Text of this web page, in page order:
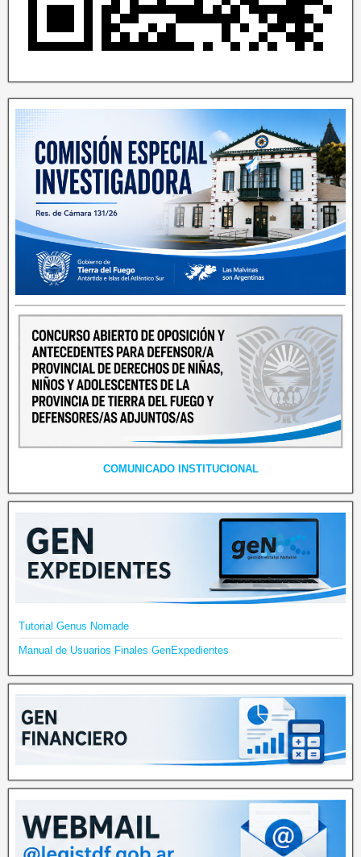
COMUNICADO INSTITUCIONAL
Tutorial Genus Nomade
Manual de Usuarios Finales GenExpedientes